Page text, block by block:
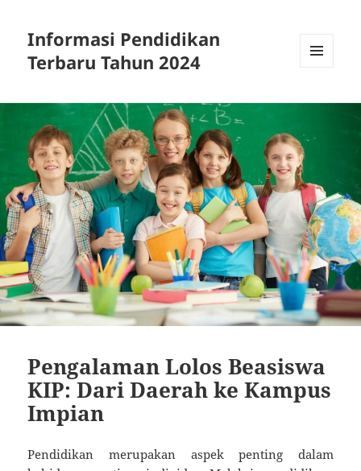
Informasi Pendidikan
Terbaru Tahun 2024
WIDGETS
Pengalaman Lolos Beasiswa
KIP: Dari Daerah ke Kampus
Impian
Pendidikan merupakan aspek penting dalam